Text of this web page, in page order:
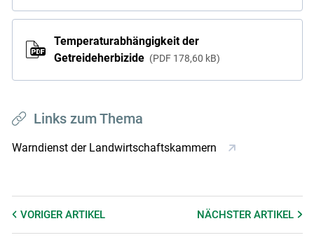
Temperaturabhängigkeit der
Getreideherbizide
PDF 178,60 kB
Links zum Thema
Warndienst der Landwirtschaftskammern
VORIGER ARTIKEL NÄCHSTERARTIKEL